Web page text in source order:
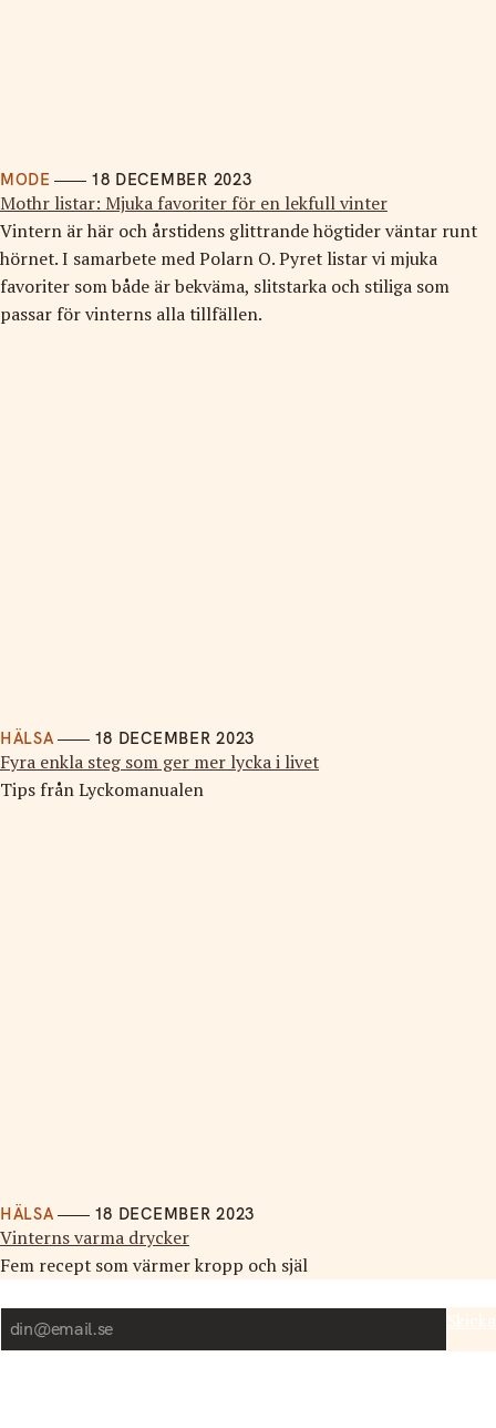
MODE 18 DECEMBER 2023
Mothr listar: Mjuka favoriter för en lekfull vinter
Vintern är här och årstidens glittrande högtider väntar runt
hörnet. I samarbete med Polarn O. Pyret listar vi mjuka
favoriter som både är bekväma, slitstarka och stiliga som
passar för vinterns alla tillfällen.
HÄLSA 18 DECEMBER 2023
Fyra enkla steg som ger mer lycka i livet
Tips från Lyckomanualen
HÄLSA 18 DECEMBER 2023
Vinterns varma drycker
Fem recept som värmer kropp och själ